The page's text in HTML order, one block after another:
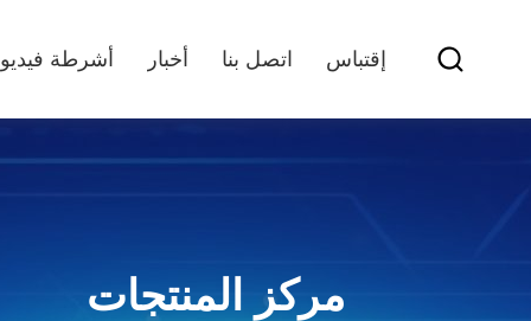
أشرطة فيديو أخبار اتصل بنا إقتباس
مركز المنتجات